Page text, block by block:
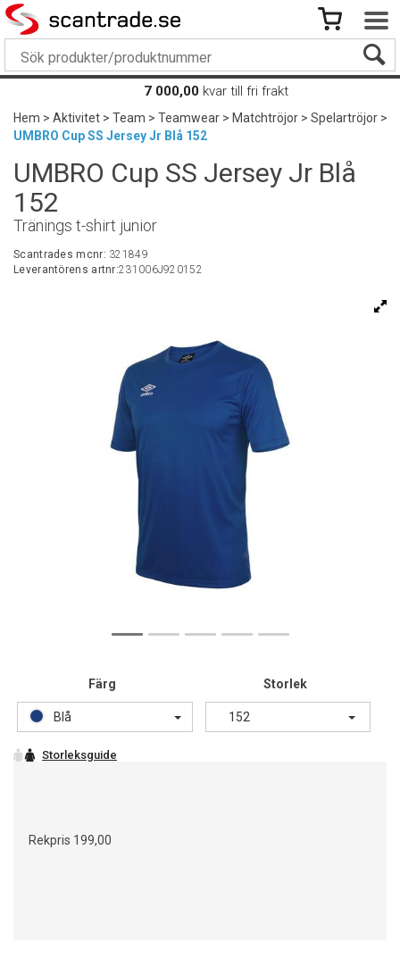
7 000,00 kvar till fri frakt
Hem>Aktivitet>Team>Teamwear>Matchtröjor>Spelartröjor>
UMBRO Cup SS Jersey Jr Blå 152
UMBRO Cup SS Jersey Jr Blå
152
Tränings t-shirt junior
Scantrades mcnr: 321849
Leverantörens artnr:231006J920152
Färg
Blå
Storlek
152
Rekpris 199,00